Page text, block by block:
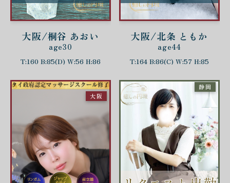
大阪/桐谷 あおい
age30
T:160 B:85(D) W:56 H:86
大阪/北条 ともか
age44
T:164 B:86(C) W:57 H:85
大阪
静岡